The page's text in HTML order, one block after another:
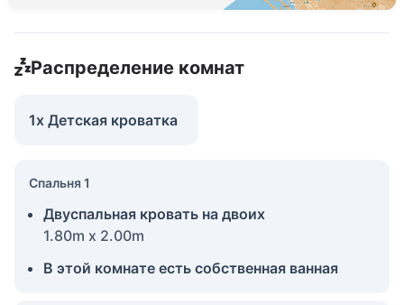
Распределение комнат
1x Детская кроватка
Спальня 1
Двуспальная кровать на двоих
1.80m x 2.00m
В этой комнате есть собственная ванная